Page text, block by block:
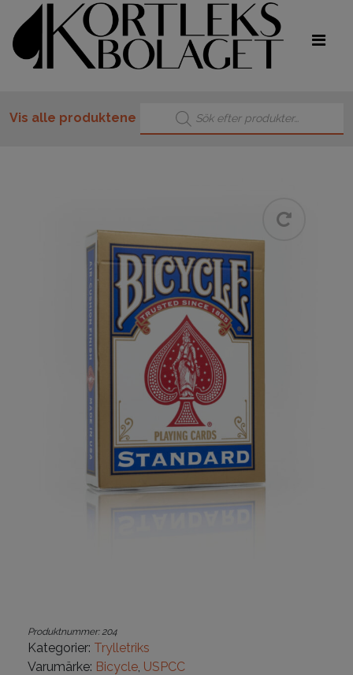
Vis alle produktene
Products search
Produktnummer:204
Kategorier: Trylletriks
Varumärke: Bicycle, USPCC